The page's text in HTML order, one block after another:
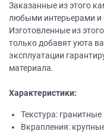
Заказанные из этого
любыми интерьерами
Изготовленные из
только добавят уюта
эксплуатации
материала.
Характеристики:
Текстура: гранитные
Вкрапления: